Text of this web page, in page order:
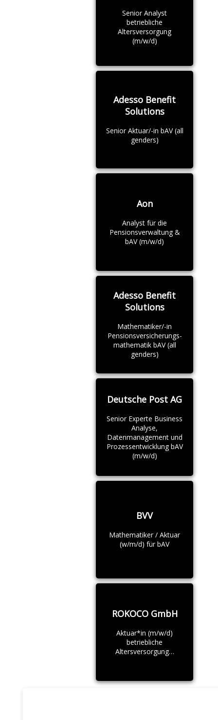
Senior Analyst
betriebliche
Altersversorgung
(m/w/d)
Adesso Benefit
Solutions
Senior Aktuar/-in bAV (all
genders)
Aon
Analyst für die
Pensionsverwaltung &
bAV (m/w/d)
Adesso Benefit
Solutions
Mathematiker/-in
Pensionsversicherungs-
mathematik bAV (all
genders)
Deutsche Post AG
Senior Experte Business
Analyse,
Datenmanagement und
Prozessentwicklung bAV
(m/w/d)
BVV
Mathematiker / Aktuar
(w/m/d) für bAV
ROKOCO GmbH
Aktuar*in (m/w/d)
betriebliche
Altersversorgung…